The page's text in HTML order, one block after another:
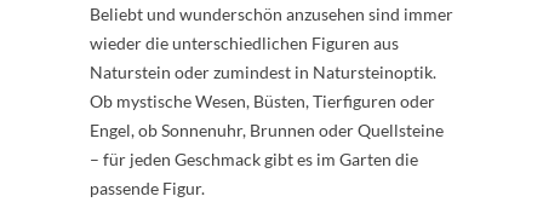
Beliebt und wunderschön anzusehen sind immer
wieder die unterschiedlichen Figuren aus
Naturstein oder zumindest in Natursteinoptik.
Ob mystische Wesen, Büsten, Tierfiguren oder
Engel, ob Sonnenuhr, Brunnen oder Quellsteine
– für jeden Geschmack gibt es im Garten die
passende Figur.